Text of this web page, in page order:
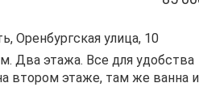
Оренбургская улица, 10
Два этажа. Все для удобства
втором этаже, там же ванна и